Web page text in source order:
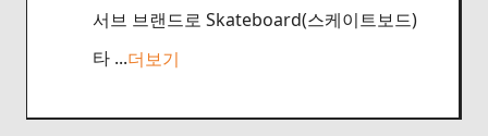
서브 브랜드로 Skateboard(스케이트보드)
타 ...더보기